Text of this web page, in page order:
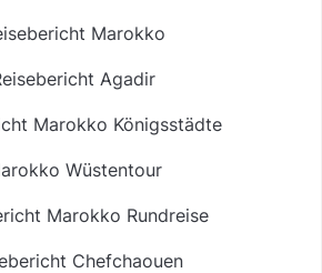
Marokko
Agadir
Marokko Königsstädte
Wüstentour
Marokko Rundreise
Chefchaouen